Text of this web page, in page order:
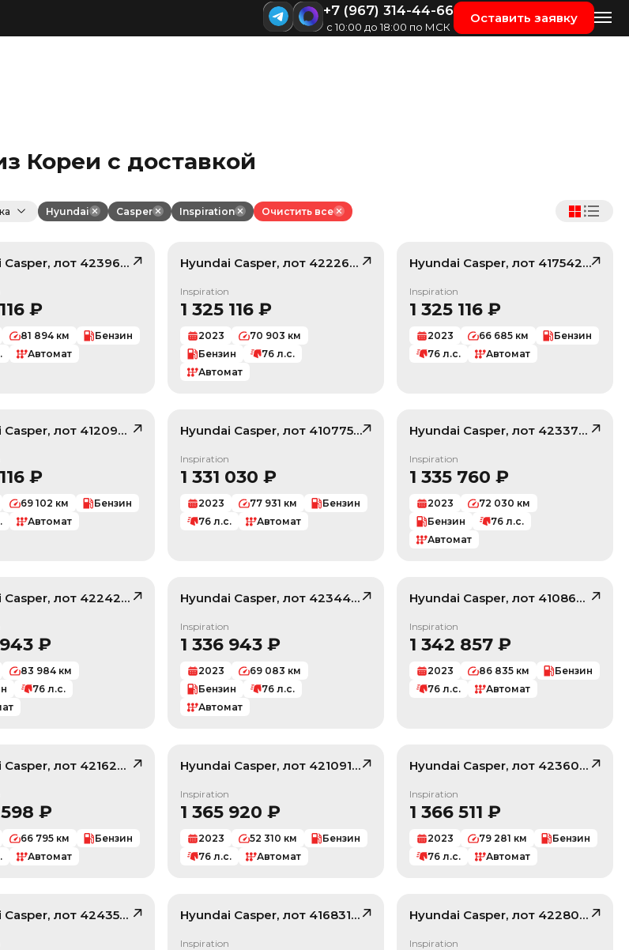
+7 (967) 314-44-66
с 10:00 до 18:00 по МСК
Оставить заявку
Кореи с доставкой
Hyundai Casper Inspiration Очистить все
Casper, лот 42396279/ 10
₽
81 894 км
Бензин
Автомат
Hyundai Casper, лот 42226656/ 10
Inspiration
1 325 116₽
2023 70 903 км
Бензин
76л.с.
Автомат
Hyundai Casper, лот 41754289
/ 10
Inspiration
1 325 116₽
2023 66 685км
Бензин
76л.с. Автомат
Casper, лот 41209265/ 10
₽
69 102 км
Бензин
Автомат
Hyundai Casper, лот 41077505
/ 10
Inspiration
1 331 030 ₽
2023 77 931 км
Бензин
76л.с. Автомат
Hyundai Casper, лот 42337872/ 10
Inspiration
1 335 760 ₽
2023 72 030 км
Бензин
76л.с.
Автомат
Casper, лот 42242980/ 10
₽
83 984 км
76 л.с.
Hyundai Casper, лот 42344130/ 10
Inspiration
1 336 943₽
2023 69 083 км
Бензин
76л.с.
Автомат
Hyundai Casper, лот 41086736/ 10
Inspiration
1 342 857₽
2023 86 835км
Бензин
76л.с. Автомат
Casper, лот 42162719/ 10
₽
66 795 км
Бензин
Автомат
Hyundai Casper, лот 42109114
/ 10
Inspiration
1 365 920 ₽
2023 52 310 км
Бензин
76л.с. Автомат
Hyundai Casper, лот 42360647/ 10
Inspiration
1 366 511 ₽
2023 79 281 км
Бензин
76л.с. Автомат
Casper, лот 42435318/ 10 Hyundai Casper, лот 41683163/ 10
Inspiration
Hyundai Casper, лот 42280221/ 10
Inspiration